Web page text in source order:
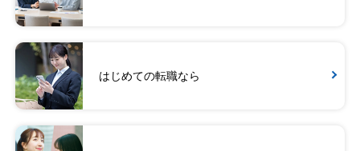
はじめての転職なら